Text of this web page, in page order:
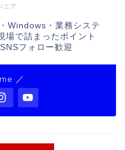
ニア
Windows・業務システ
場で詰まったポイント
フォロー歓迎
／